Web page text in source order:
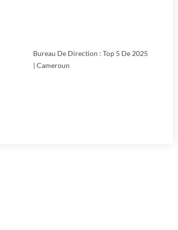
Bureau De Direction : Top 5 De 2025
| Cameroun